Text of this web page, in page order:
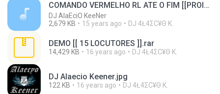
COMANDO VERMELHO RL ATE O FIM [[PROIBIDAO 2010]]
DJ AlaEciO KeeNer
2,679 KB
15 years ago DJ 4Ł4ΣС¥Θ K.
DEMO [[ 15 LOCUTORES ]].rar
14,429 KB 16 years ago DJ 4Ł4ΣС¥Θ K.
DJ Alaecio Keener.jpg
122 KB 16 years ago DJ 4Ł4ΣС¥Θ K.